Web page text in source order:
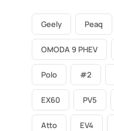
Geely Peaq
OMODA 9 PHEV
Polo #2
EX60 PV5
Atto EV4